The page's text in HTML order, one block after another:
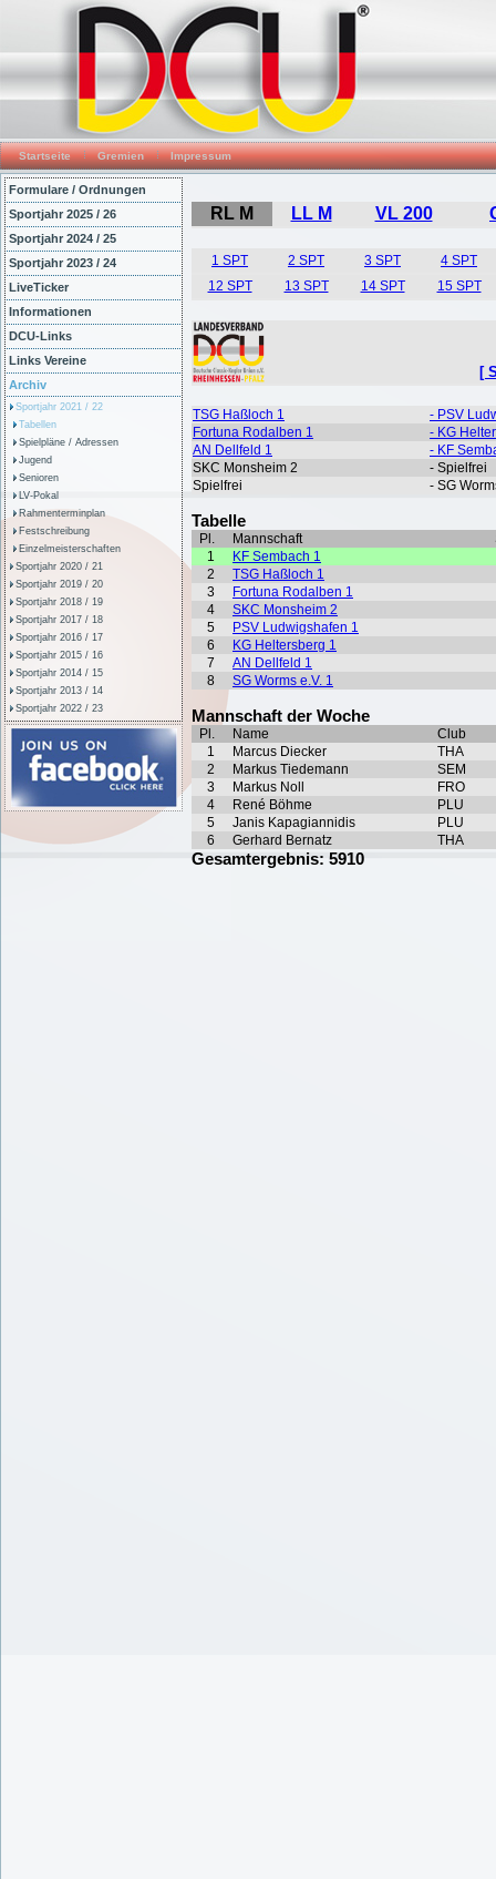
Startseite Gremien Impressum
Formulare / Ordnungen
Sportjahr 2025 / 26
Sportjahr 2024 / 25
Sportjahr 2023 / 24
LiveTicker
Informationen
DCU-Links
Links Vereine
Archiv
Sportjahr 2021 / 22
Tabellen
Spielpläne / Adressen
Jugend
Senioren
LV-Pokal
Rahmenterminplan
Festschreibung
Einzelmeisterschaften
Sportjahr 2020 / 21
Sportjahr 2019 / 20
Sportjahr 2018 / 19
Sportjahr 2017 / 18
Sportjahr 2016 / 17
Sportjahr 2015 / 16
Sportjahr 2014 / 15
Sportjahr 2013 / 14
Sportjahr 2022 / 23